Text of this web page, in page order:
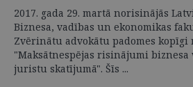
2017. gada 29. martā norisinājās
Biznesa, vadības un ekonomikas
Zvērinātu advokātu padomes kopīgi
"Maksātnespējas risinājumi
juristu skatījumā". Šīs ...